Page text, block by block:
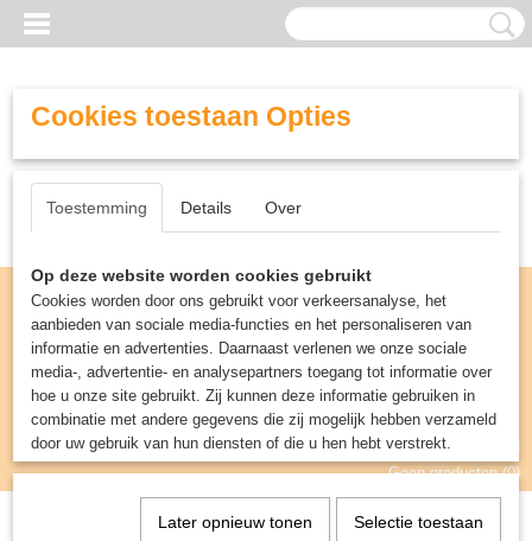
Inloggen Registreren
UW WINKELWAGEN
Geen producten(0)
Cookies toestaan Opties
Toestemming Details Over
Op deze website worden cookies gebruikt
Cookies worden door ons gebruikt voor verkeersanalyse, het
aanbieden van sociale media-functies en het personaliseren van
informatie en advertenties. Daarnaast verlenen we onze sociale
media-, advertentie- en analysepartners toegang tot informatie over
hoe u onze site gebruikt. Zij kunnen deze informatie gebruiken in
combinatie met andere gegevens die zij mogelijk hebben verzameld
door uw gebruik van hun diensten of die u hen hebt verstrekt.
Later opnieuw tonen Selectie toestaan